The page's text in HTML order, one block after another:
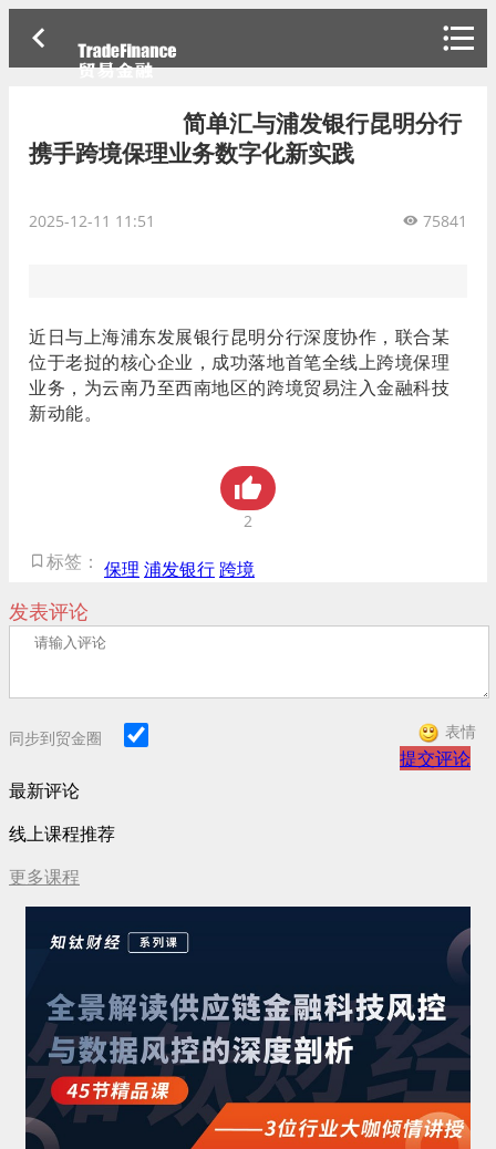
简单汇与浦发银行昆明分行
携手跨境保理业务数字化新实践
2025-12-11 11:51 75841
近日与上海浦东发展银行昆明分行深度协作，联合某
位于老挝的核心企业，成功落地首笔全线上跨境保理
业务，为云南乃至西南地区的跨境贸易注入金融科技
新动能。
2
标签： 保理 浦发银行 跨境
发表评论
同步到贸金圈 表情
提交评论
最新评论
线上课程推荐
更多课程